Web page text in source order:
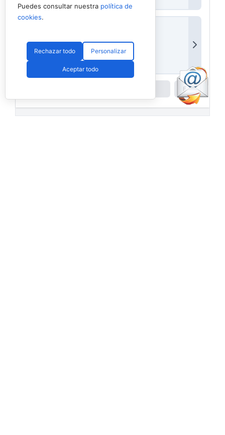
Puedes consultar nuestra política de
cookies.
Rechazar todo Personalizar
Aceptar todo